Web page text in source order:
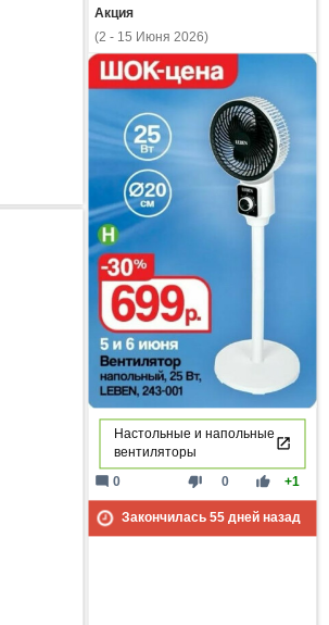
Акция
(2 - 15 Июня 2026)
Настольные и напольные
вентиляторы
thumb_down 0 thumb_up +1
mode_comment 0
Закончилась 55дней назад